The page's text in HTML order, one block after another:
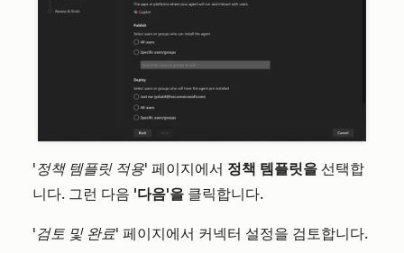
'정책 템플릿 적용' 페이지에서 정책 템플릿을 선택합
니다. 그런 다음 '다음'을 클릭합니다.
'검토 및 완료' 페이지에서 커넥터 설정을 검토합니다.